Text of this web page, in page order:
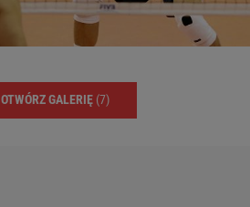
OTWÓRZ GALERIĘ (7)